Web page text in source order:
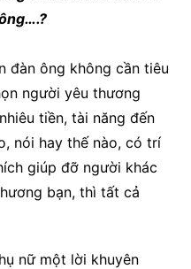
đàn ông không cần tiêu
người yêu thương
tiền, tài năng đến
nói hay thế nào, có trí
giúp đỡ người khác
bạn, thì tất cả
nữ một lời khuyên